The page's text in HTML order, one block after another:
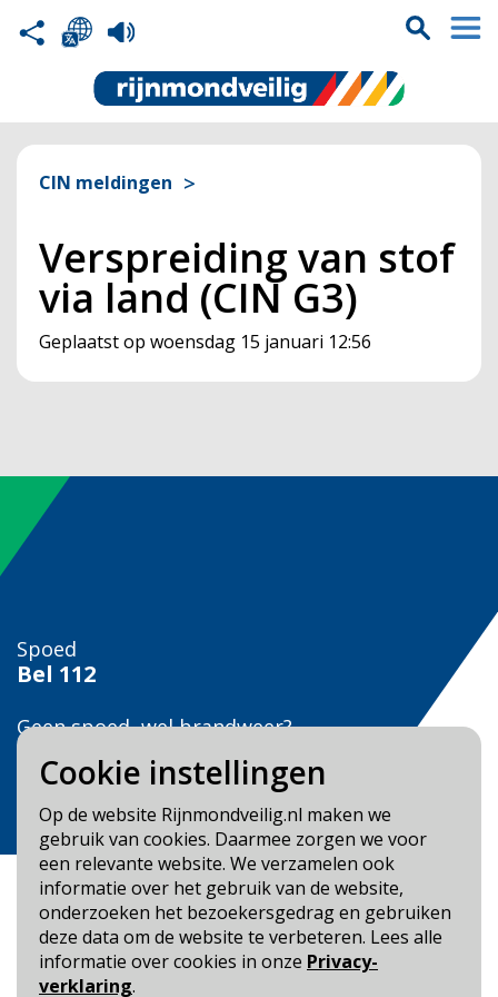
Cookie instellingen
Op de website Rijnmondveilig.nl maken we
gebruik van cookies. Daarmee zorgen we voor
een relevante website. We verzamelen ook
informatie over het gebruik van de website,
onderzoeken het bezoekersgedrag en gebruiken
deze data om de website te verbeteren. Lees alle
informatie over cookies in onze Privacy-
verklaring.
CIN meldingen
Verspreiding van stof
via land (CIN G3)
Geplaatst op woensdag 15 januari 12:56
Spoed
Bel 112
Geen spoed, wel brandweer?
Bel
Veilig Leven?
Bel 0900-8387
Blijf op de hoogte